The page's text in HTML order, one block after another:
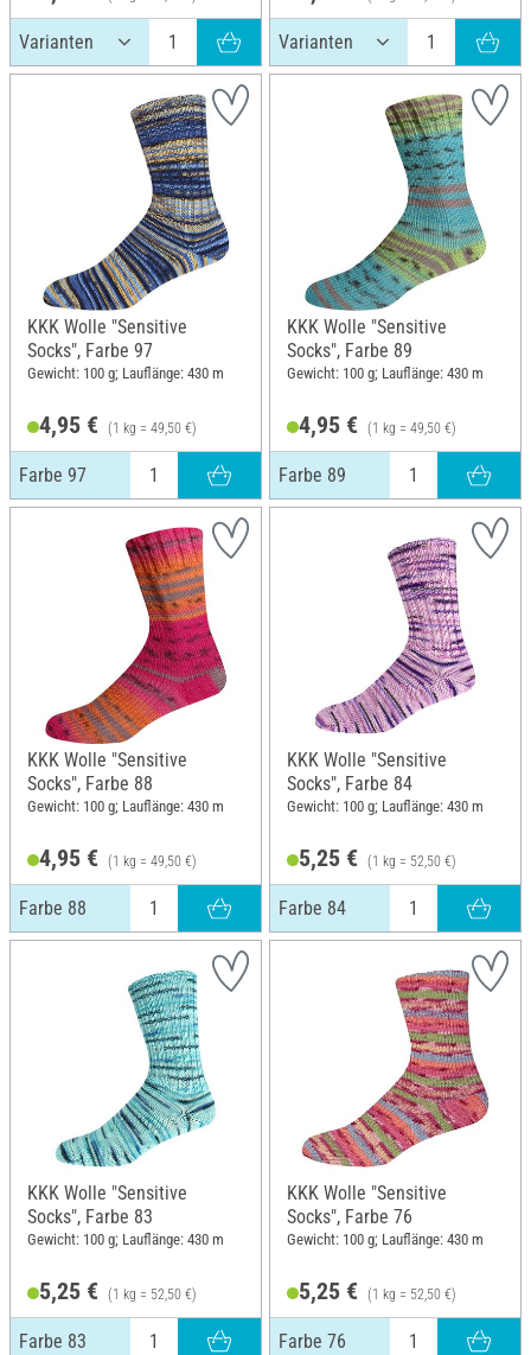
KKK Wolle "Sensitive
Socks", Farbe 97
Gewicht: 100 g; Lauflänge: 430 m
4,95 € (1 kg = 49,50 €)
Farbe 97
KKK Wolle "Sensitive
Socks", Farbe 89
Gewicht: 100 g; Lauflänge: 430 m
4,95 € (1 kg = 49,50 €)
Farbe 89
KKK Wolle "Sensitive
Socks", Farbe 88
Gewicht: 100 g; Lauflänge: 430 m
4,95 € (1 kg = 49,50 €)
Farbe 88
KKK Wolle "Sensitive
Socks", Farbe 84
Gewicht: 100 g; Lauflänge: 430 m
5,25 € (1 kg = 52,50 €)
Farbe 84
KKK Wolle "Sensitive
Socks", Farbe 83
Gewicht: 100 g; Lauflänge: 430 m
5,25 € (1 kg = 52,50 €)
Farbe 83
KKK Wolle "Sensitive
Socks", Farbe 76
Gewicht: 100 g; Lauflänge: 430 m
5,25 € (1 kg = 52,50 €)
Farbe 76